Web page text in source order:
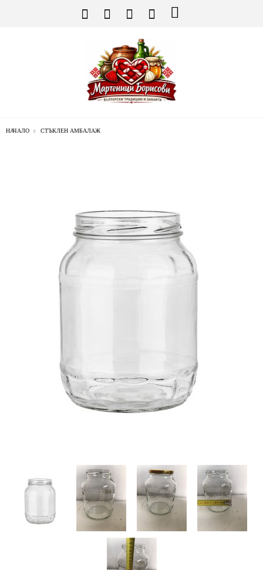
НАЧАЛО СТЪКЛЕН АМБАЛАЖ